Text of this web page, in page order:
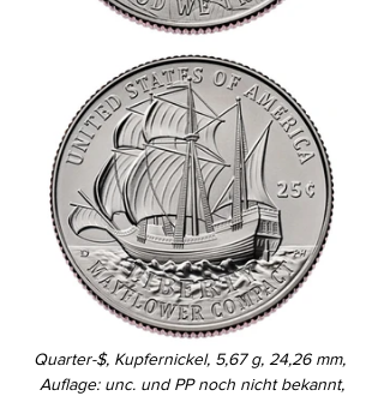
Quarter-$, Kupfernickel, 5,67 g, 24,26 mm,
Auflage: unc. und PP noch nicht bekannt,